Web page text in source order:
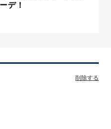
デ！
削除する